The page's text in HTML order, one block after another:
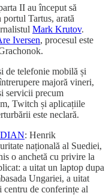
II au început să
Tartus, arată
Mark Krutov.
Iversen, procesul este
de telefonie mobilă și
majoră vineri,
servicii precum
Twitch și aplicațiile
este neclară.
: Henrik
națională al Suediei,
o anchetă cu privire la
a uitat un laptop dupa
Ungariei, a uitat
de conferințe al